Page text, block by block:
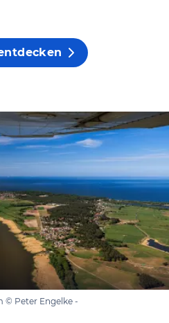
© Peter Engelke -